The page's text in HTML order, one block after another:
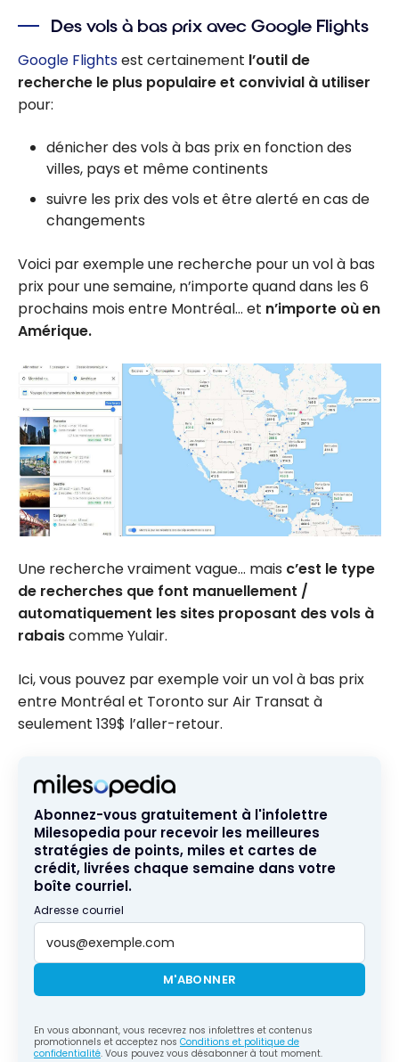
Des vols à bas prix avec Google Flights
Google Flightsest certainement l’outil de
recherche le plus populaire et convivial à utiliser
pour:
dénicher des vols à bas prix en fonction des
villes, pays et même continents
suivre les prix des vols et être alerté en cas de
changements
Voici par exemple une recherche pour un vol à bas
prix pour une semaine, n’importe quand dans les 6
prochains mois entre Montréal… et n’importe où en
Amérique.
Une recherche vraiment vague… mais c’est le type
de recherches que font manuellement /
automatiquement les sites proposant des vols à
rabaiscomme Yulair.
Ici, vous pouvez par exemple voir un vol à bas prix
entre Montréal et Toronto sur Air Transat à
seulement 139$ l’aller-retour.
Abonnez-vous gratuitement à l'infolettre
Milesopedia pour recevoir les meilleures
stratégies de points, miles et cartes de
crédit, livrées chaque semaine dans votre
boîte courriel.
Adresse courriel
M'ABONNER
En vous abonnant, vous recevrez nos infolettres et contenus
promotionnels et acceptez nos Conditions et politique de
confidentialité. Vous pouvez vous désabonner à tout moment.